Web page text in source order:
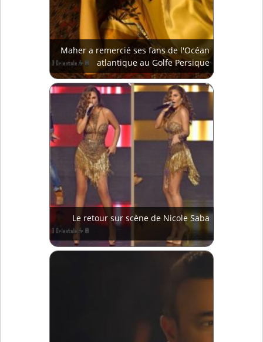
Maher a remercié ses fans de l'Océan
atlantique au Golfe Persique
Le retour sur scène de Nicole Saba